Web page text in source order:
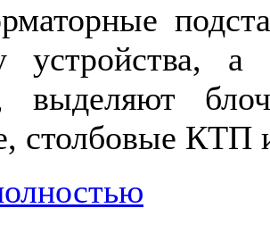
устройства, а
выделяют
столбовые КТП